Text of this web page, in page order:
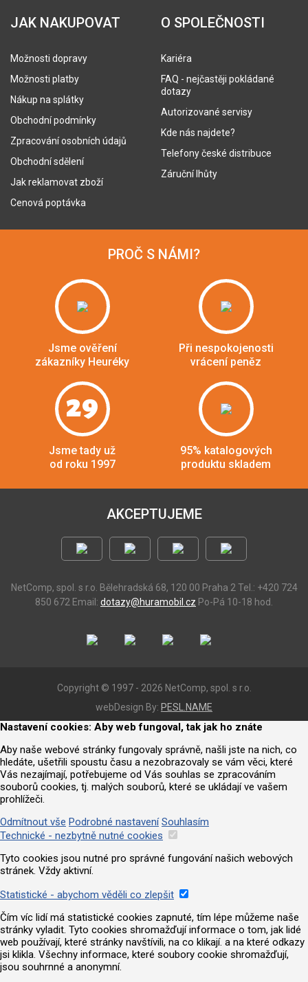
JAK NAKUPOVAT
Možnosti dopravy
Možnosti platby
Nákup na splátky
Obchodní podmínky
Zpracování osobních údajů
Obchodní sdělení
Jak reklamovat zboží
Cenová poptávka
O SPOLEČNOSTI
Kariéra
FAQ - nejčastěji pokládané
dotazy
Autorizované servisy
Kde nás najdete?
Telefony české distribuce
Záruční lhůty
PROČ S NÁMI?
Jsme ověření
zákazníky Heuréky
Při nespokojenosti
vrácení peněz
29
Jsme tady už
od roku 1997
95% katalogových
produktu skladem
AKCEPTUJEME
NetComp, spol. s r.o. Bělehradská 68, 120 00 Praha 2 Tel.: +420 724
850 672 Email: dotazy@huramobil.cz Po-Pá 10-18 hod.
Copyright © 1997 - 2026 NetComp, spol. s r.o.
webDesign By: PESL.NAME
Nastavení cookies: Aby web fungoval, tak jak ho znáte
Aby naše webové stránky fungovaly správně, našli jste na nich, co
hledáte, ušetřili spoustu času a nezobrazovaly se vám věci, které
Vás nezajímají, potřebujeme od Vás souhlas se zpracováním
souborů cookies, tj. malých souborů, které se ukládají ve vašem
prohlížeči.
Odmítnout vše Podrobné nastavení Souhlasím
Technické - nezbytně nutné cookies
Tyto cookies jsou nutné pro správné fungování našich webových
stránek. Vždy aktivní.
Statistické - abychom věděli co zlepšit
Čím víc lidí má statistické cookies zapnuté, tím lépe můžeme naše
stránky vyladit. Tyto cookies shromažďují informace o tom, jak lidé
web používají, které stránky navštívili, na co klikají. a na které odkazy
jsi klikla. Všechny informace, které soubory cookie shromažďují,
jsou souhrnné a anonymní.